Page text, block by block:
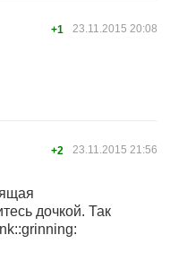
23.11.2015 20:08
+1
23.11.2015 21:56
+2
дочкой. Так